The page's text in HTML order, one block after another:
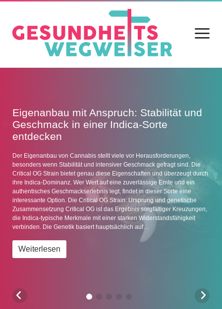
Menü
öffnen
Gesundheit
Alltag
Sport
Datenschutz
Impressum
Eigenanbau mit Anspruch: Stabilität und
Geschmack in einer Indica-Sorte
entdecken
Der Eigenanbau von Cannabis stellt viele vor Herausforderungen,
besonders wenn Stabilität und intensiver Geschmack gefragt sind. Die
Critical OG Strain bietet genau diese Eigenschaften und überzeugt durch
ihre Indica-Dominanz. Wer Wert auf eine zuverlässige Ernte und ein
authentisches Geschmackserlebnis legt, findet in dieser Sorte eine
interessante Option. Die Critical OG Strain: Ursprung und genetische
Zusammensetzung Critical OG ist das Ergebnis sorgfältiger Kreuzungen,
die Indica-typische Merkmale mit einer starken Widerstandsfähigkeit
verbinden. Die Genetik basiert hauptsächlich auf…
Weiterlesen